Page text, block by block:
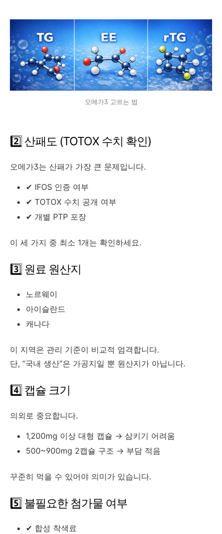
오메가3 고르는 법
2️⃣ 산패도 (TOTOX 수치 확인)
오메가3는 산패가 가장 큰 문제입니다.
✔ IFOS 인증 여부
✔ TOTOX 수치 공개 여부
✔ 개별 PTP 포장
이 세 가지 중 최소 1개는 확인하세요.
3️⃣ 원료 원산지
노르웨이
아이슬란드
캐나다
이 지역은 관리 기준이 비교적 엄격합니다.
단, “국내 생산”은 가공지일 뿐 원산지가 아닙니다.
4️⃣ 캡슐 크기
의외로 중요합니다.
1,200mg 이상 대형 캡슐 → 삼키기 어려움
500~900mg 2캡슐 구조 → 부담 적음
꾸준히 먹을 수 있어야 의미가 있습니다.
5️⃣ 불필요한 첨가물 여부
✔ 합성 착색료